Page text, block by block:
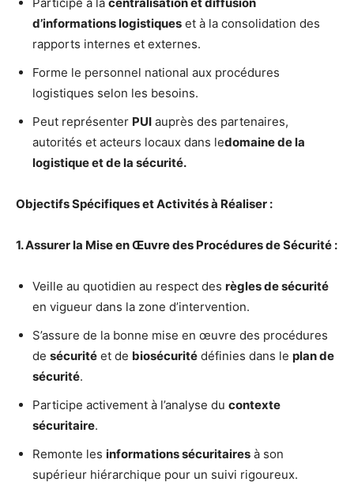
Participe à la centralisation et diffusion
d’informations logistiques et à la consolidation des
rapports internes et externes.
Forme le personnel national aux procédures
logistiques selon les besoins.
Peut représenter PUI auprès des partenaires,
autorités et acteurs locaux dans ledomaine de la
logistique et de la sécurité.
Objectifs Spécifiques et Activités à Réaliser :
1. Assurer la Mise en Œuvre des Procédures de Sécurité :
Veille au quotidien au respect des règles de sécurité
en vigueur dans la zone d’intervention.
S’assure de la bonne mise en œuvre des procédures
de sécurité et de biosécurité définies dans le plan de
sécurité.
Participe activement à l’analyse du contexte
sécuritaire.
Remonte les informations sécuritaires à son
supérieur hiérarchique pour un suivi rigoureux.